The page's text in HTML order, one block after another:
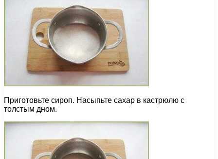
Приготовьте сироп. Насыпьте сахар в кастрюлю с
толстым дном.